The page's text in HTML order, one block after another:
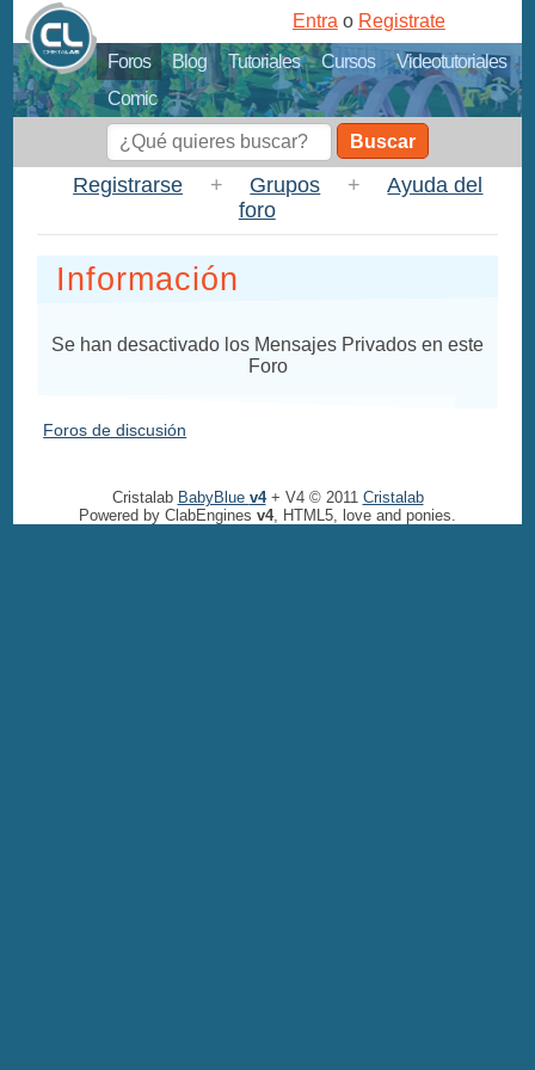
Foros Blog Tutoriales Cursos
Videotutoriales
Comic
Entra o Registrate
Buscar
Registrarse + Grupos +
Ayuda del
foro
Información
Se han desactivado los Mensajes Privados en este
Foro
Foros de discusión
Cristalab BabyBlue v4+ V4 © 2011 Cristalab
Powered by ClabEngines v4, HTML5, love and ponies.